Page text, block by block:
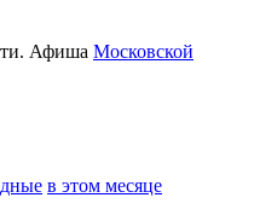
Афиша Московской
в этом месяце